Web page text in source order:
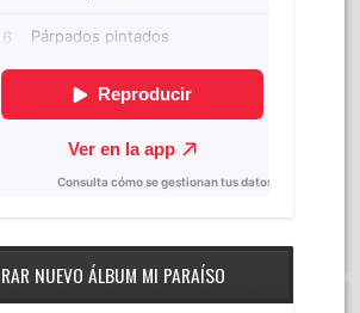
NUEVO ÁLBUM MI PARAÍSO